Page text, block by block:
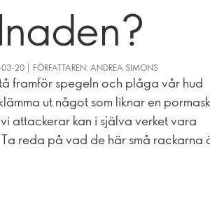
20 | FÖRFATTAREN: ANDREA SIMONS
framför spegeln och plåga vår hud
ut något som liknar en
attackerar kan i själva verket vara
reda på vad de här små rackarna